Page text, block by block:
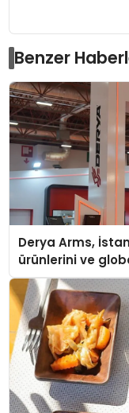
Benzer
Derya Arms,
ürünlerini ve